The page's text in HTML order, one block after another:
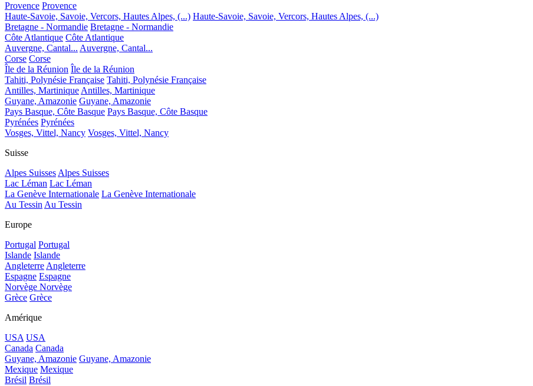
Provence Provence
Haute-Savoie, Savoie, Vercors, Hautes Alpes, (...) Haute-Savoie, Savoie, Vercors, Hautes Alpes, (...)
Bretagne - Normandie Bretagne - Normandie
Côte Atlantique Côte Atlantique
Auvergne, Cantal... Auvergne, Cantal...
Corse Corse
Île de la Réunion Île de la Réunion
Tahiti, Polynésie Française Tahiti, Polynésie Française
Antilles, MartiniqueAntilles, Martinique
Guyane, Amazonie Guyane, Amazonie
Pays Basque, Côte Basque Pays Basque, Côte Basque
Pyrénées Pyrénées
Vosges, Vittel, Nancy Vosges, Vittel, Nancy
Suisse
Alpes SuissesAlpes Suisses
Lac Léman Lac Léman
La Genève Internationale La Genève Internationale
Au TessinAu Tessin
Europe
Portugal Portugal
Islande Islande
AngleterreAngleterre
Espagne Espagne
Norvège Norvège
Grèce Grèce
Amérique
USA USA
Canada Canada
Guyane, Amazonie Guyane, Amazonie
Mexique Mexique
Brésil Brésil